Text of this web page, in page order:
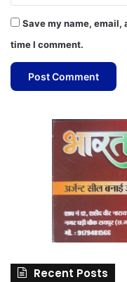
Save my name, email,
time I comment.
Recent Posts